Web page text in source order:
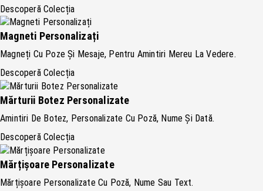
Descoperă Colecția
Magneti Personalizați
Magneți Cu Poze Și Mesaje, Pentru Amintiri Mereu La Vedere.
Descoperă Colecția
Mărturii Botez Personalizate
Amintiri De Botez, Personalizate Cu Poză, Nume Și Dată.
Descoperă Colecția
Mărțișoare Personalizate
Mărțișoare Personalizate Cu Poză, Nume Sau Text.